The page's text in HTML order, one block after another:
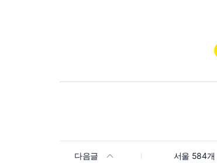
다음글 서울 584개